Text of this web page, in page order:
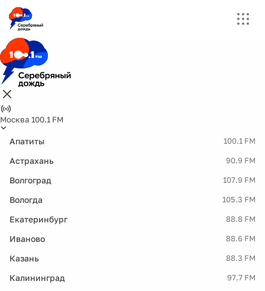
Москва 100.1 FM
Апатиты 100.1 FM
Астрахань 90.9 FM
Волгоград 107.9 FM
Вологда 105.3 FM
Екатеринбург 88.8 FM
Иваново 88.6 FM
Казань 88.3 FM
Калининград 97.7 FM